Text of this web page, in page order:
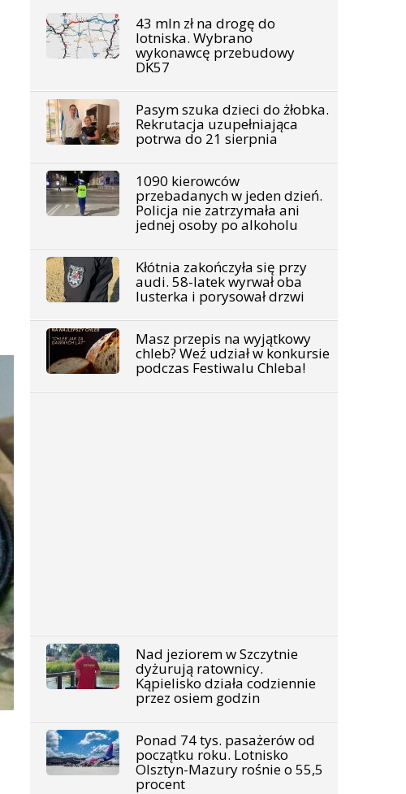
43 mln zł na drogę do
lotniska. Wybrano
wykonawcę przebudowy
DK57
Pasym szuka dzieci do żłobka.
Rekrutacja uzupełniająca
potrwa do 21 sierpnia
1090 kierowców
przebadanych w jeden dzień.
Policja nie zatrzymała ani
jednej osoby po alkoholu
Kłótnia zakończyła się przy
audi. 58-latek wyrwał oba
lusterka i porysował drzwi
Masz przepis na wyjątkowy
chleb? Weź udział w konkursie
podczas Festiwalu Chleba!
Nad jeziorem w Szczytnie
dyżurują ratownicy.
Kąpielisko działa codziennie
przez osiem godzin
Ponad 74 tys. pasażerów od
początku roku. Lotnisko
Olsztyn-Mazury rośnie o 55,5
procent